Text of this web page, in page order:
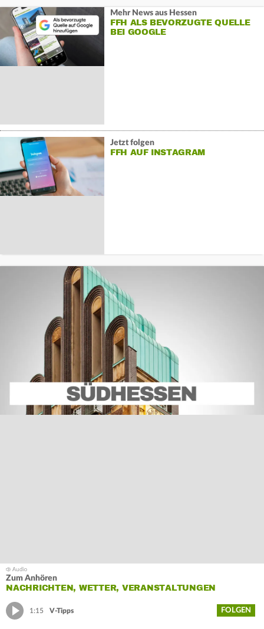
Mehr News aus Hessen
FFH ALS BEVORZUGTE QUELLE
BEI GOOGLE
Jetzt folgen
FFH AUF INSTAGRAM
Zum Anhören
NACHRICHTEN, WETTER, VERANSTALTUNGEN
1:15 V-Tipps FOLGEN